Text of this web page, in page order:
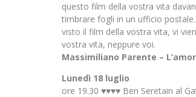
questo film della vostra vita
timbrare fogli in un ufficio
visto il film della vostra vita, vi
vostra vita, neppure voi.
Massimiliano Parente –
Lunedì 18 luglio
ore 19.30 ♥♥♥♥ Ben Seretain al